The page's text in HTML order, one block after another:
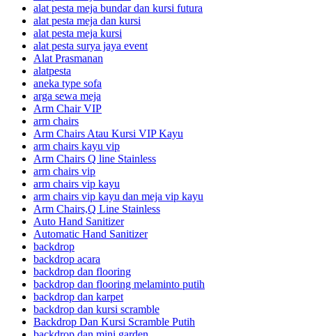
alat pesta meja bundar dan kursi futura
alat pesta meja dan kursi
alat pesta meja kursi
alat pesta surya jaya event
Alat Prasmanan
alatpesta
aneka type sofa
arga sewa meja
Arm Chair VIP
arm chairs
Arm Chairs Atau Kursi VIP Kayu
arm chairs kayu vip
Arm Chairs Q line Stainless
arm chairs vip
arm chairs vip kayu
arm chairs vip kayu dan meja vip kayu
Arm Chairs,Q Line Stainless
Auto Hand Sanitizer
Automatic Hand Sanitizer
backdrop
backdrop acara
backdrop dan flooring
backdrop dan flooring melaminto putih
backdrop dan karpet
backdrop dan kursi scramble
Backdrop Dan Kursi Scramble Putih